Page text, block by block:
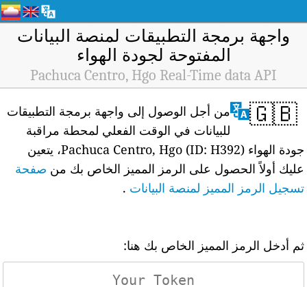
واجهة برمجة التطبيقات لمنصة البيانات
المفتوحة لجودة الهواء
Pachuca Centro, Hgo Real-Time data API
🇬🇧
من أجل الوصول إلى واجهة برمجة التطبيقات
للبيانات في الوقت الفعلي لمحطة مراقبة
جودة الهواء Pachuca Centro, Hgo (ID: H392)، يتعين
عليك أولاً الحصول على الرمز المميز الخاص بك من صفحة
تسجيل الرمز المميز لمنصة البيانات .
ثم أدخل الرمز المميز الخاص بك هنا: